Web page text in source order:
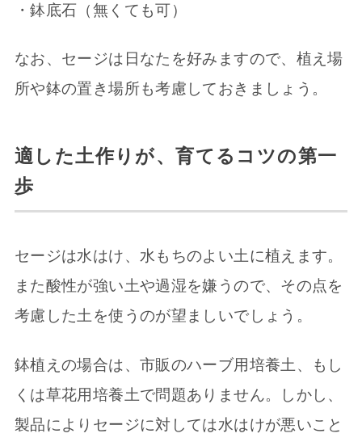
・鉢底石（無くても可）
なお、セージは日なたを好みますので、植え場
所や鉢の置き場所も考慮しておきましょう。
適した土作りが、育てるコツの第一
歩
セージは水はけ、水もちのよい土に植えます。
また酸性が強い土や過湿を嫌うので、その点を
考慮した土を使うのが望ましいでしょう。
鉢植えの場合は、市販のハーブ用培養土、もし
くは草花用培養土で問題ありません。しかし、
製品によりセージに対しては水はけが悪いこと